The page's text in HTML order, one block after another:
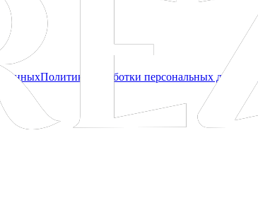
данныхПолитика обработки персональных данных